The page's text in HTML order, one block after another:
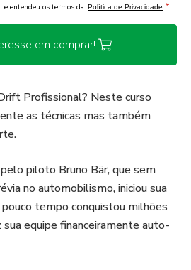
entendeu os termos da Política de Privacidade *
em comprar!
Profissional? Neste curso
as técnicas mas também
piloto Bruno Bär, que sem
no automobilismo, iniciou sua
tempo conquistou milhões
equipe financeiramente auto-